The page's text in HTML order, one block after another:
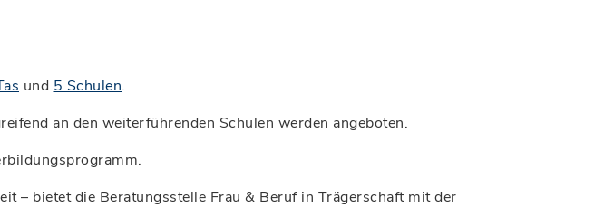
und 5 Schulen.
an den weiterführenden Schulen werden angeboten.
– bietet die Beratungsstelle Frau & Beruf in Trägerschaft mit der